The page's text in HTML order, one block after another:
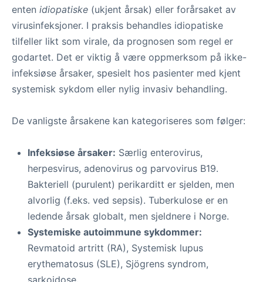
enten idiopatiske (ukjent årsak) eller forårsaket av
virusinfeksjoner. I praksis behandles idiopatiske
tilfeller likt som virale, da prognosen som regel er
godartet. Det er viktig å være oppmerksom på ikke-
infeksiøse årsaker, spesielt hos pasienter med kjent
systemisk sykdom eller nylig invasiv behandling.
De vanligste årsakene kan kategoriseres som følger:
Infeksiøse årsaker: Særlig enterovirus,
herpesvirus, adenovirus og parvovirus B19.
Bakteriell (purulent) perikarditt er sjelden, men
alvorlig (f.eks. ved sepsis). Tuberkulose er en
ledende årsak globalt, men sjeldnere i Norge.
Systemiske autoimmune sykdommer:
Revmatoid artritt (RA), Systemisk lupus
erythematosus (SLE), Sjögrens syndrom,
sarkoidose.